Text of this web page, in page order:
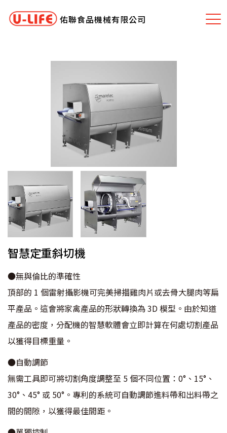
佑聯食品機械有限公司
智慧定重斜切機
●無與倫比的準確性
頂部的 1 個雷射攝影機可完美掃描雞肉片或去骨大腿肉等扁
平產品。這會將家禽產品的形狀轉換為 3D 模型。由於知道
產品的密度，分配機的智慧軟體會立即計算在何處切割產品
以獲得目標重量。
●自動調節
無需工具即可將切割角度調整至 5 個不同位置：0°、15°、
30°、45° 或 50°。專利的系統可自動調節進料帶和出料帶之
間的間隙，以獲得最佳間距。